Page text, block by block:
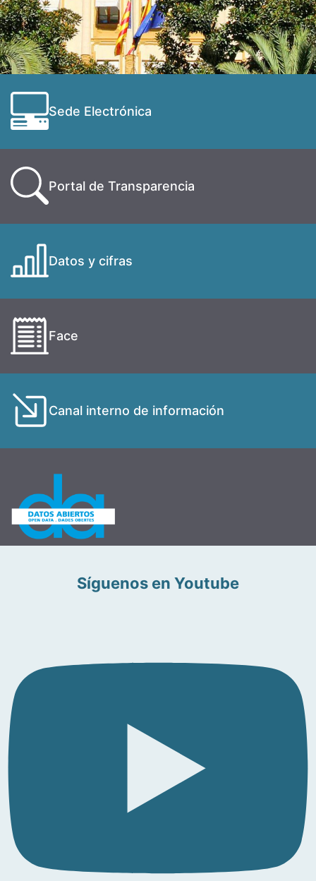
Sede Electrónica
Portal de Transparencia
Datos y cifras
Face
Canal interno de información
Síguenos en Youtube